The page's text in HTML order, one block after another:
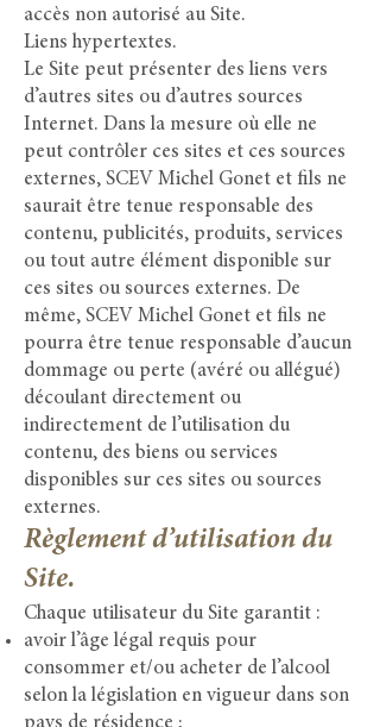
accès non autorisé au Site.
Liens hypertextes.
Le Site peut présenter des liens vers
d’autres sites ou d’autres sources
Internet. Dans la mesure où elle ne
peut contrôler ces sites et ces sources
externes, SCEV Michel Gonet et fils ne
saurait être tenue responsable des
contenu, publicités, produits, services
ou tout autre élément disponible sur
ces sites ou sources externes. De
même, SCEV Michel Gonet et fils ne
pourra être tenue responsable d’aucun
dommage ou perte (avéré ou allégué)
découlant directement ou
indirectement de l’utilisation du
contenu, des biens ou services
disponibles sur ces sites ou sources
externes.
Règlement d’utilisation du
Site.
Chaque utilisateur du Site garantit :
avoir l’âge légal requis pour
consommer et/ou acheter de l’alcool
selon la législation en vigueur dans son